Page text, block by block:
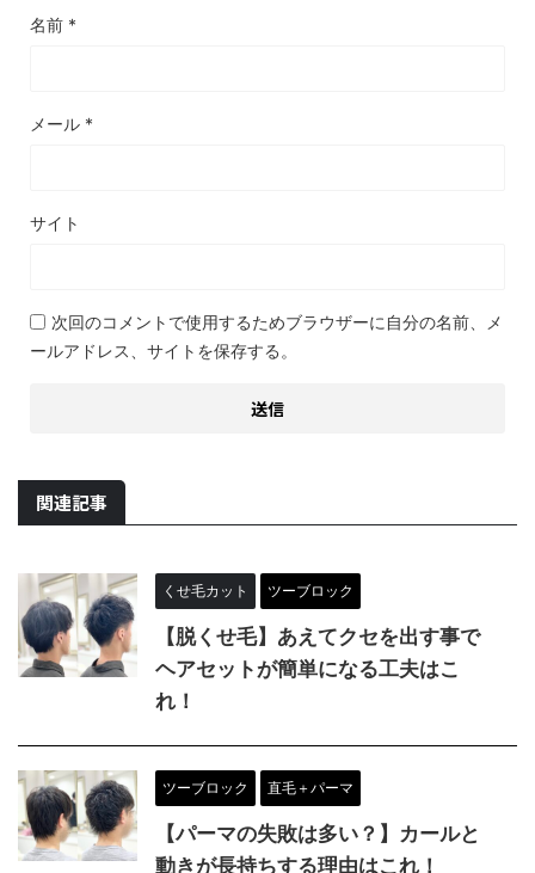
名前 *
メール *
サイト
次回のコメントで使用するためブラウザーに自分の名前、メ
ールアドレス、サイトを保存する。
関連記事
くせ毛カット ツーブロック
【脱くせ毛】あえてクセを出す事で
ヘアセットが簡単になる工夫はこ
れ！
ツーブロック 直毛＋パーマ
【パーマの失敗は多い？】カールと
動きが長持ちする理由はこれ！